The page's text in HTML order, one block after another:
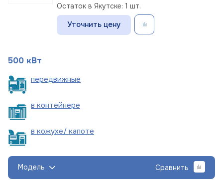
Остаток в Якутске: 1 шт.
Уточнить цену
500 кВт
передвижные
в контейнере
в кожухе/ капоте
Модель Сравнить